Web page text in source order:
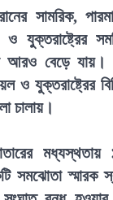
সামরিক,
ও যুক্তরাষ্ট্রের
বেড়ে যায়।
ও যুক্তরাষ্ট্রের
চালায়।
সমঝোতা স্মারক